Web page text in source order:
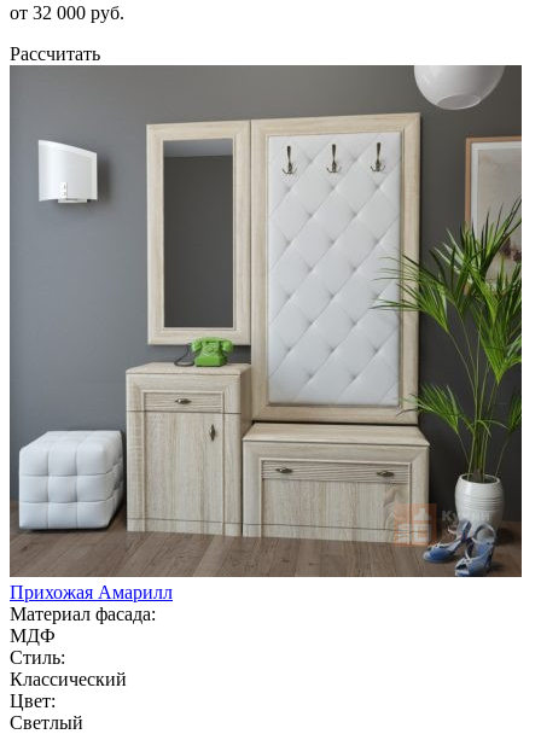
от 32 000 руб.
Рассчитать
Прихожая Амарилл
Материал фасада:
МДФ
Стиль:
Классический
Цвет:
Светлый